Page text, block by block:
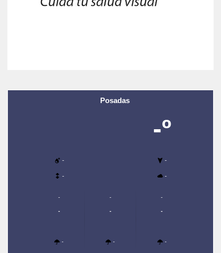
Posadas
-º
- -
- -
-
-
-
-
-
-
-
-
-